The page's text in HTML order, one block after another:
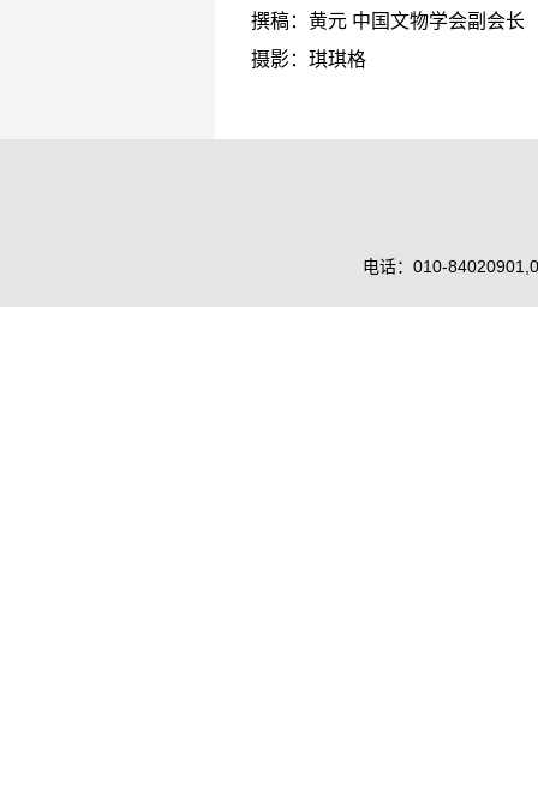
撰稿：黄元 中国文物学会副会长
摄影：琪琪格
电话：010-